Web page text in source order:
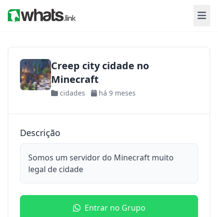
Creep city cidade no
Minecraft
cidades há 9 meses
Descrição
Somos um servidor do Minecraft muito
legal de cidade
Entrar no Grupo